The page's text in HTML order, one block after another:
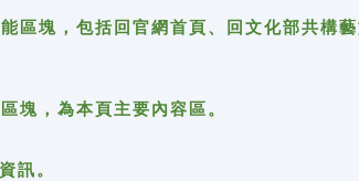
，包括回官網首頁、回文化部共構藝
，為本頁主要內容區。
訊。